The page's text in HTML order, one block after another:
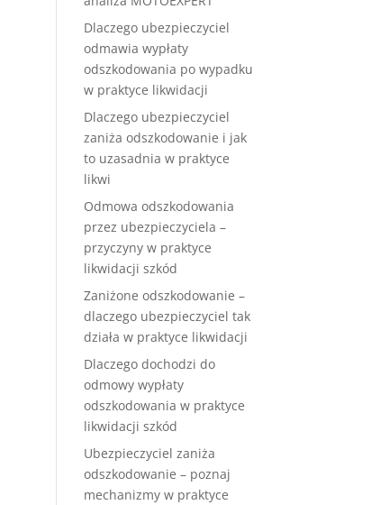
Dlaczego ubezpieczyciel
odmawia wypłaty
odszkodowania po wypadku
w praktyce likwidacji
Dlaczego ubezpieczyciel
zaniża odszkodowanie i jak
to uzasadnia w praktyce
likwi
Odmowa odszkodowania
przez ubezpieczyciela –
przyczyny w praktyce
likwidacji szkód
Zaniżone odszkodowanie –
dlaczego ubezpieczyciel tak
działa w praktyce likwidacji
Dlaczego dochodzi do
odmowy wypłaty
odszkodowania w praktyce
likwidacji szkód
Ubezpieczyciel zaniża
odszkodowanie – poznaj
mechanizmy w praktyce